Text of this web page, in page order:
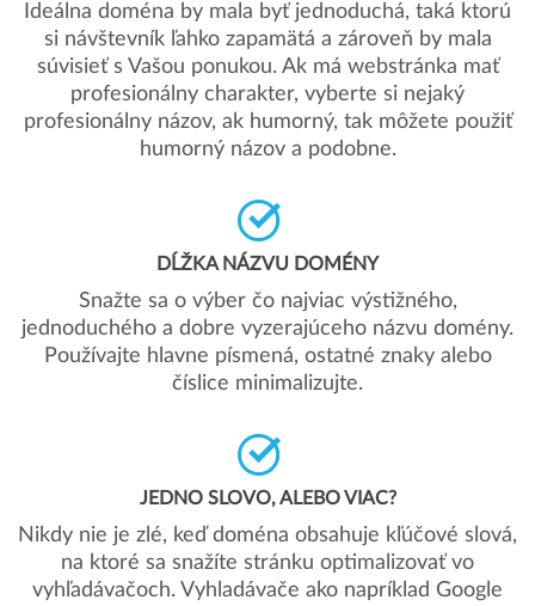
Ideálna doména by mala byť jednoduchá, taká ktorú
si návštevník ľahko zapamätá a zároveň by mala
súvisieť s Vašou ponukou. Ak má webstránka mať
profesionálny charakter, vyberte si nejaký
profesionálny názov, ak humorný, tak môžete použiť
humorný názov a podobne.
DĹŽKA NÁZVU DOMÉNY
Snažte sa o výber čo najviac výstižného,
jednoduchého a dobre vyzerajúceho názvu domény.
Používajte hlavne písmená, ostatné znaky alebo
číslice minimalizujte.
JEDNO SLOVO, ALEBO VIAC?
Nikdy nie je zlé, keď doména obsahuje kľúčové slová,
na ktoré sa snažíte stránku optimalizovať vo
vyhľadávačoch. Vyhladávače ako napríklad Google